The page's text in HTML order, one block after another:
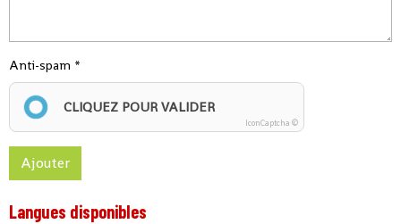
Anti-spam
CLIQUEZ POUR VALIDER
IconCaptcha ©
Ajouter
Langues disponibles